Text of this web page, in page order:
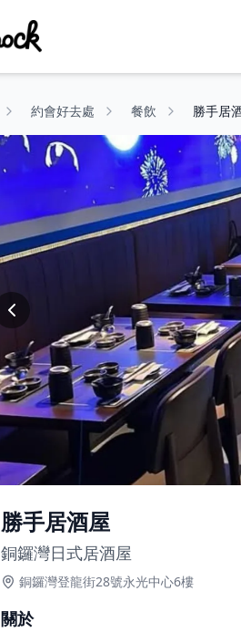
約會好去處 餐飲 勝手居
勝手居酒屋
銅鑼灣日式居酒屋
銅鑼灣登龍街28號永光中心6樓
關於